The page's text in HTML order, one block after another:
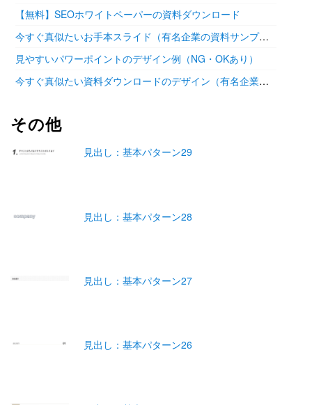
【無料】SEOホワイトペーパーの資料ダウンロード
今すぐ真似たいお手本スライド（有名企業の資料サンプル11選）
見やすいパワーポイントのデザイン例（NG・OKあり）
今すぐ真似たい資料ダウンロードのデザイン（有名企業の参考あり）
その他
見出し：基本パターン29
見出し：基本パターン28
見出し：基本パターン27
見出し：基本パターン26